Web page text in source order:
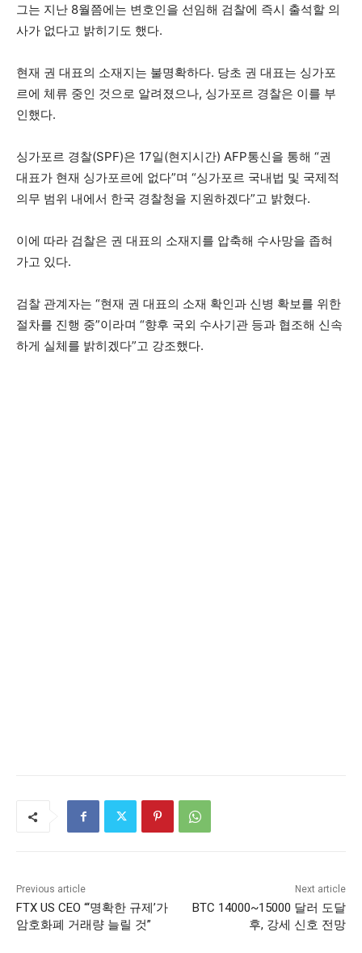
그는 지난 8월쯤에는 변호인을 선임해 검찰에 즉시 출석할 의
사가 없다고 밝히기도 했다.
현재 권 대표의 소재지는 불명확하다. 당초 권 대표는 싱가포
르에 체류 중인 것으로 알려졌으나, 싱가포르 경찰은 이를 부
인했다.
싱가포르 경찰(SPF)은 17일(현지시간) AFP통신을 통해 “권
대표가 현재 싱가포르에 없다”며 “싱가포르 국내법 및 국제적
의무 범위 내에서 한국 경찰청을 지원하겠다”고 밝혔다.
이에 따라 검찰은 권 대표의 소재지를 압축해 수사망을 좁혀
가고 있다.
검찰 관계자는 “현재 권 대표의 소재 확인과 신병 확보를 위한
절차를 진행 중”이라며 “향후 국외 수사기관 등과 협조해 신속
하게 실체를 밝히겠다”고 강조했다.
Previous article
FTX US CEO “‘명확한 규제’가
암호화폐 거래량 늘릴 것”
Next article
BTC 14000~15000 달러 도달
후, 강세 신호 전망